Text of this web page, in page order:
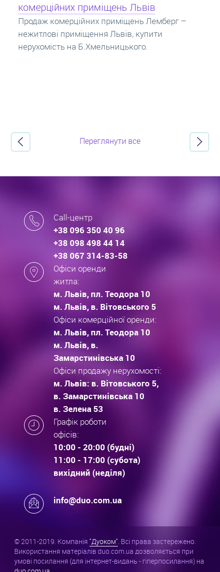
Іпотека на квартиру – кредит на житло під
заставу нерухомості. Купити в іпотеку – що
потрібно знати? Консультація від Експертів
про іпотечні кредити.
Переглянути все
Call-центр
+38 096 350 40 96
+38 098 498 44 14
+38 067 314-83-58
Офіси оренди
житла:
м. Львів, пл. Теодора 10
м. Львів, в. Вітовського 5
Офіси комерційної оренди:
м. Львів, пл. Теодора 10
м. Львів, в.
Замарстинівська 10
Офіси продажу нерухомості:
м. Львів: в. Вітовського 5,
в. Замарстинівська 10
в. Зелена 53
Графік роботи
офісів:
10:00 - 20:00 (будні)
11:00 - 17:00 (субота)
вихідний (неділя)
info@duo.com.ua
© 2011-2019. Компанія "Дуоком". Всі права застережено.
Використання матеріалів duo.com.ua дозволяється при
умові посилання (для інтернет-видань - гіперпосилання) на